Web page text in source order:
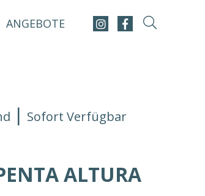
ANGEBOTE
Sofort Verfügbar
ALTURA